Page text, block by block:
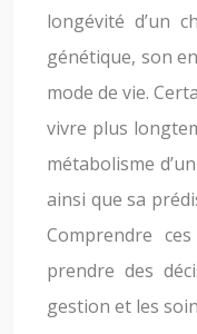
longévité d’un
génétique, son
mode de vie.
vivre plus
métabolisme
ainsi que sa
Comprendre
prendre des
gestion et les